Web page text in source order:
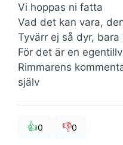
Vi hoppas ni fatta
Vad det kan vara,
Tyvärr ej så dyr, bara
För det är en
Rimmarens
själv
👍0 👎0